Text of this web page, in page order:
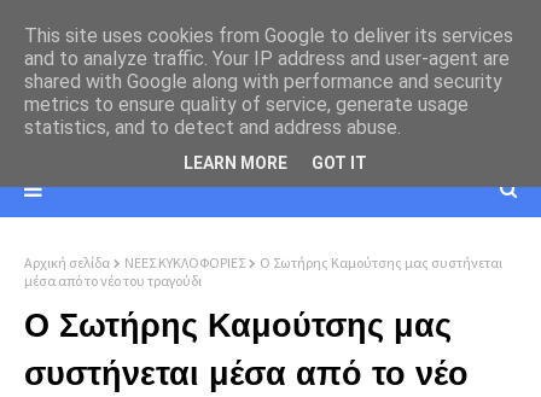
Αρχική σελίδα ΝΕΕΣ ΚΥΚΛΟΦΟΡΙΕΣ
Ο Σωτήρης Καμούτσης μας συστήνεται
μέσα από το νέο του τραγούδι
Ο Σωτήρης Καμούτσης μας
συστήνεται μέσα από το νέο
This site uses cookies from Google to deliver its services
and to analyze traffic. Your IP address and user-agent are
shared with Google along with performance and security
metrics to ensure quality of service, generate usage
statistics, and to detect and address abuse.
LEARN MORE GOT IT